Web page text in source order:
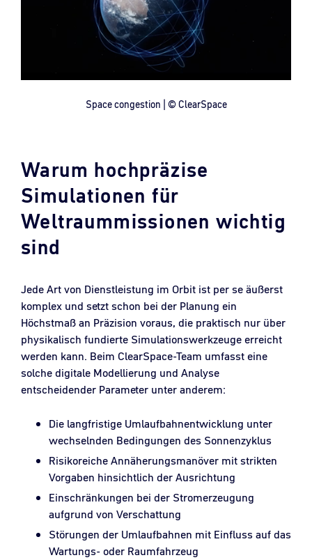
Space congestion | © ClearSpace
Warum hochpräzise
Simulationen für
Weltraummissionen wichtig
sind
Jede Art von Dienstleistung im Orbit ist per se äußerst
komplex und setzt schon bei der Planung ein
Höchstmaß an Präzision voraus, die praktisch nur über
physikalisch fundierte Simulationswerkzeuge erreicht
werden kann. Beim ClearSpace-Team umfasst eine
solche digitale Modellierung und Analyse
entscheidender Parameter unter anderem:
Die langfristige Umlaufbahnentwicklung unter
wechselnden Bedingungen des Sonnenzyklus
Risikoreiche Annäherungsmanöver mit strikten
Vorgaben hinsichtlich der Ausrichtung
Einschränkungen bei der Stromerzeugung
aufgrund von Verschattung
Störungen der Umlaufbahnen mit Einfluss auf das
Wartungs- oder Raumfahrzeug